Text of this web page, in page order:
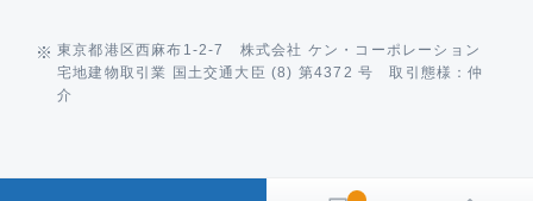
東京都港区西麻布1-2-7 株式会社 ケン・コーポレーション
宅地建物取引業 国土交通大臣 (8) 第4372 号 取引態様：仲
介